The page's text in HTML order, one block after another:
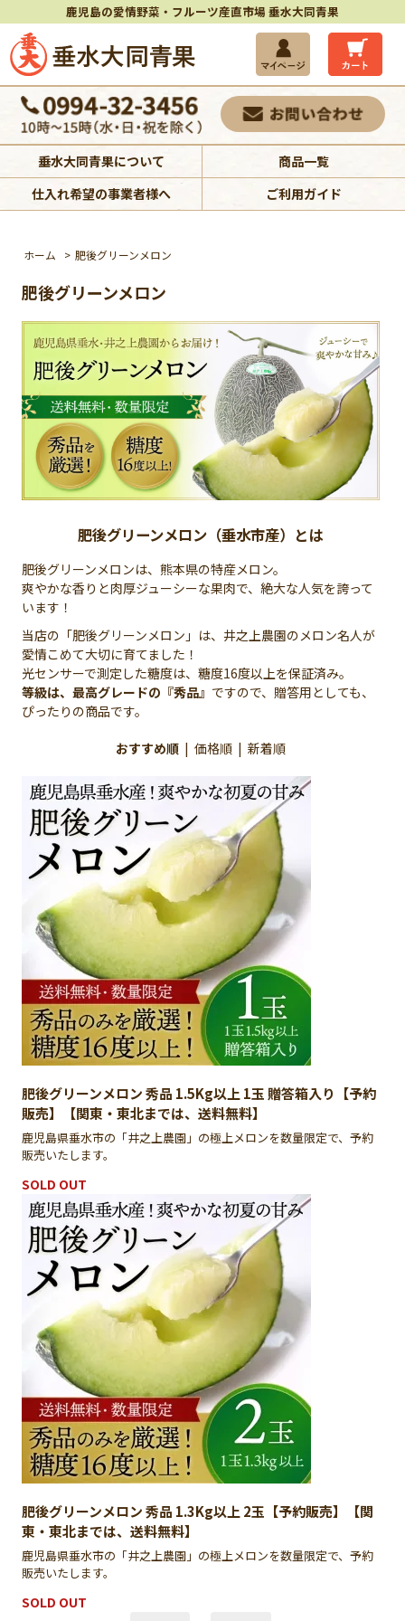
鹿児島の愛情野菜・フルーツ産直市場 垂水大同青果
垂水大同青果について
商品一覧
仕入れ希望の事業者様へ
ご利用ガイド
ホーム > 肥後グリーンメロン
肥後グリーンメロン
肥後グリーンメロン（垂水市産）とは
肥後グリーンメロンは、熊本県の特産メロン。
爽やかな香りと肉厚ジューシーな果肉で、絶大な人気を誇って
います！
当店の「肥後グリーンメロン」は、井之上農園のメロン名人が
愛情こめて大切に育てました！
光センサーで測定した糖度は、糖度16度以上を保証済み。
等級は、最高グレードの『秀品』 ですので、贈答用としても、
ぴったりの商品です。
おすすめ順| 価格順| 新着順
肥後グリーンメロン 秀品 1.5Kg以上 1玉 贈答箱入り【予約
販売】【関東・東北までは、送料無料】
鹿児島県垂水市の「井之上農園」の極上メロンを数量限定で、予約
販売いたします。
SOLD OUT
肥後グリーンメロン 秀品 1.3Kg以上 2玉【予約販売】【関
東・東北までは、送料無料】
鹿児島県垂水市の「井之上農園」の極上メロンを数量限定で、予約
販売いたします。
SOLD OUT